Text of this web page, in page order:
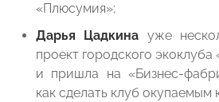
«Плюсумия»;
Дарья Цадкина уже
проект городского
и пришла на «Бизнес-
как сделать клуб окупаемым